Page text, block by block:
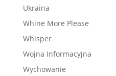
Ukraina
Whine More Please
Whisper
Wojna Informacyjna
Wychowanie